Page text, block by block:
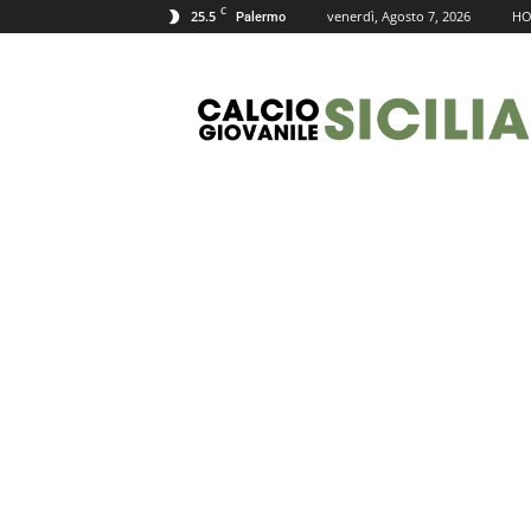
25.5 C Palermo venerdì, Agosto 7, 2026
Giovanile
Sicilia